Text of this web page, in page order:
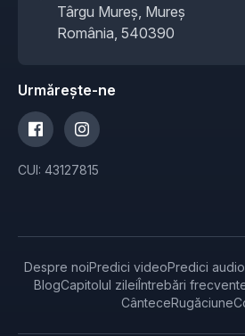
Târgu Mureș, Mureș
România, 540390
Urmărește-ne
CUI: 43127815
Despre noiPredici videoPredici audio
BlogCapitolul zileiÎntrebări
CânteceRugăciune